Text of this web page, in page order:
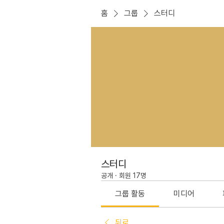
홈 그룹 스터디
스터디
공개 · 회원 17명
그룹 활동 미디어